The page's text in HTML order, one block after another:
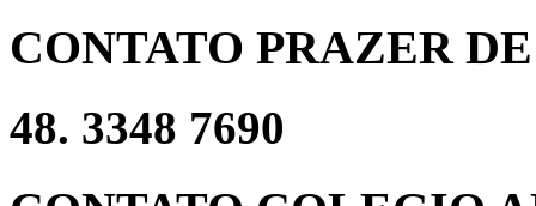
CONTATO PRAZER
48. 3348 7690